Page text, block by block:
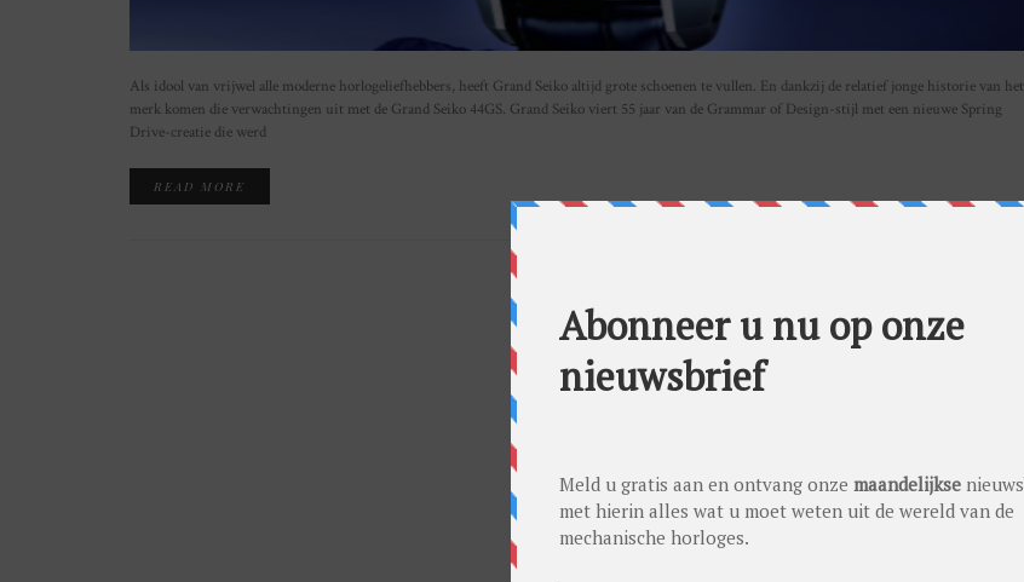
Als idool van vrijwel alle moderne horlogeliefhebbers, heeft Grand Seiko altijd grote schoenen te vullen. En dankzij de relatief jonge historie van het
merk komen die verwachtingen uit met de Grand Seiko 44GS. Grand Seiko viert 55 jaar van de Grammar of Design-stijl met een nieuwe Spring
Drive-creatie die werd
READ MORE